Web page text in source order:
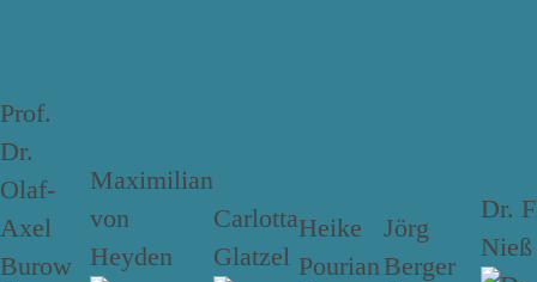
Prof.
Dr.
Olaf-
Axel
Burow
Maximilian
von
Heyden
Carlotta
Glatzel
Heike
Pourian
Jörg
Berger
Dr.
Nieß